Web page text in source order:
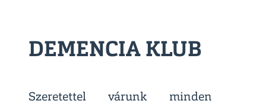
DEMENCIA KLUB
Szeretettel várunk minden